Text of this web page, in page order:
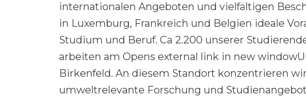
internationalen Angeboten und vielfältigen
in Luxemburg, Frankreich und Belgien ideale
Studium und Beruf. Ca 2.200 unserer
arbeiten am Opens external link in new
Birkenfeld. An diesem Standort konzentrieren
umweltrelevante Forschung und